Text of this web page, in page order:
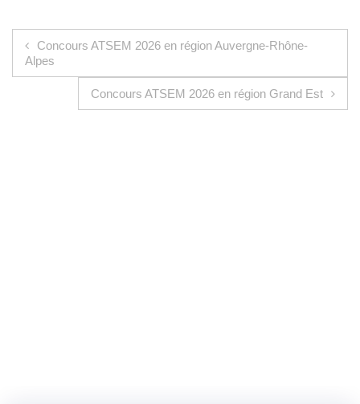
Navigation de l’article
Concours ATSEM 2026 en région Auvergne-Rhône-
Alpes
Concours ATSEM 2026 en région Grand Est